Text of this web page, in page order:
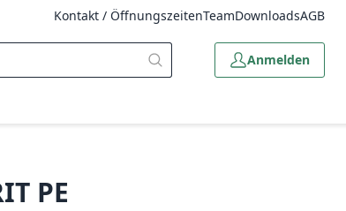
Kontakt / ÖffnungszeitenTeamDownloadsAGB
Anmelden
PE